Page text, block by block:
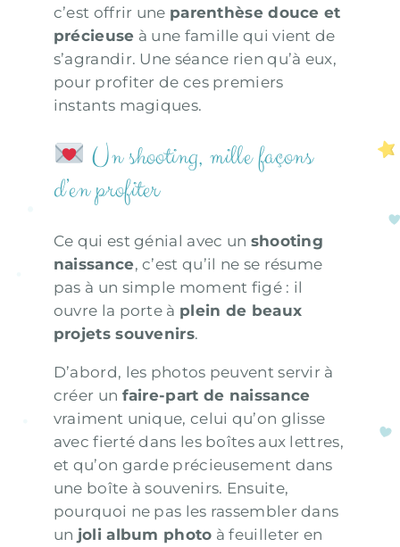
c’est offrir une parenthèse douce et
précieuse à une famille qui vient de
s’agrandir. Une séance rien qu’à eux,
pour profiter de ces premiers
instants magiques.
Un shooting, mille façons
d’en profiter
Ce qui est génial avec un shooting
naissance, c’est qu’il ne se résume
pas à un simple moment figé : il
ouvre la porte à plein de beaux
projets souvenirs.
D’abord, les photos peuvent servir à
créer un faire-part de naissance
vraiment unique, celui qu’on glisse
avec fierté dans les boîtes aux lettres,
et qu’on garde précieusement dans
une boîte à souvenirs. Ensuite,
pourquoi ne pas les rassembler dans
un joli album photo à feuilleter en